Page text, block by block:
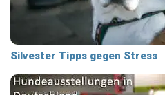
Silvester Tipps gegen Stress